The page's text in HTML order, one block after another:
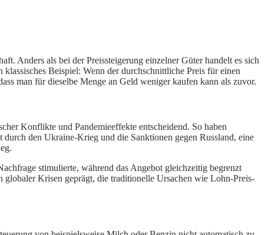
Anders als bei der Preissteigerung einzelner Güter handelt es sich
Beispiel: Wenn der durchschnittliche Preis für einen
man für dieselbe Menge an Geld weniger kaufen kann als zuvor.
Konflikte und Pandemieeffekte entscheidend. So haben
den Ukraine-Krieg und die Sanktionen gegen Russland, eine
stimulierte, während das Angebot gleichzeitig begrenzt
Krisen geprägt, die traditionelle Ursachen wie Lohn-Preis-